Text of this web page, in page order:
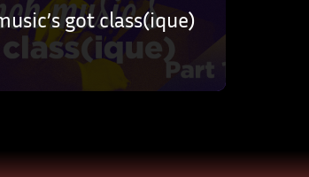
got class(ique)